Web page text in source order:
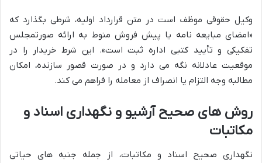
وکیل حقوقی موظف است در متن قرارداد اولیه، شرطی بگذارد که
«امضای مبایعه نامه یا پیش فروش منوط به ارائه صورتمجلس
تفکیکی و تأیید کتبی اداره ثبت است». این شرط خریدار را در
موقعیت عادلانه نگه می دارد و در صورت قصور سازنده، امکان
مطالبه وجه التزام یا انصراف از معامله را فراهم می کند.
روش های صحیح آرشیو و نگهداری اسناد و
مکاتبات
نگهداری صحیح اسناد و مکاتبات، از جمله جنبه های حیاتی